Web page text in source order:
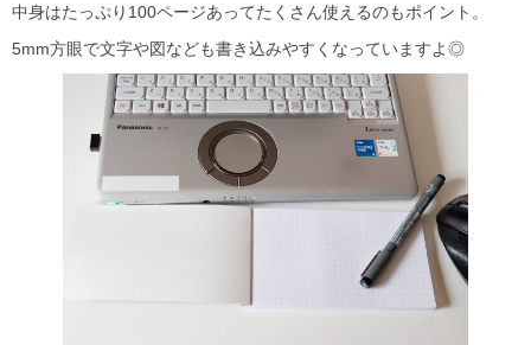
中身はたっぷり100ページあってたくさん使えるのもポイント。
5mm方眼で文字や図なども書き込みやすくなっていますよ◎